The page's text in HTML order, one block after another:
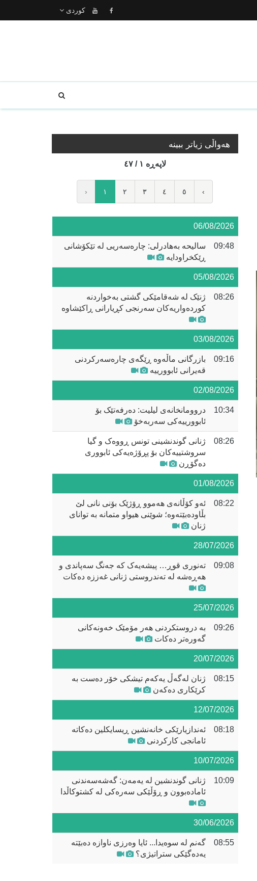
كوردى
هه‌واڵی زیاتر ببینە
لاپه‌ڕه‌ ١ / ٤٧
‹ ١ ٢ ٣ ٤ ٥ ›
06/08/2026
09:48
سالیحە بەهادرلی: چارەسەریی لە تێکۆشانی
ڕێکخراودایە
05/08/2026
08:26
ژنێک لە شەقامێکی گشتی بەخواردنە
کوردەواریەکان سەرنجی کڕیارانی ڕاکێشاوە
03/08/2026
09:16
بازرگانی ماڵەوە ڕێگەی چارەسەرکردنی
قەیرانی ئابوورییە
02/08/2026
10:34
دروومانخانەی لیلیت: دەرفەتێک بۆ
ئابوورییەکی سەربەخۆ
08:26
ژنانی گوندنشینی تونس ڕووەک و گیا
سروشتییەکان بۆ پڕۆژەیەکی ئابووری
دەگۆڕن
01/08/2026
08:22
ئەو کۆڵانەی هەموو ڕۆژێک بۆنی نانی لێ
بڵاودەبێتەوە؛ شوێنی هیواو متمانە بە توانای
ژنان
28/07/2026
09:08
تەنوری قوڕ… پیشەیەک کە جەنگ سەپاندی و
هەڕەشە لە تەندروستی ژنانی غەززە دەکات
25/07/2026
09:26
بە دروستکردنی هەر مۆمێک خەونەکانی
گەورەتر دەکات
20/07/2026
08:15
ژنان لەگەڵ یەکەم تیشکی خۆر دەست بە
کرێکاری دەکەن
12/07/2026
08:18
ئەندازیارێکی خانەنشین ڕیسایکلین دەکاتە
ئامانجی کارکردنی
10/07/2026
10:09
ژنانی گوندنشین لە یەمەن: گەشەسەندنی
ئامادەبوون و ڕۆڵێکی سەرەکی لە کشتوکاڵدا
30/06/2026
08:55
گەنم لە سوەیدا... ئایا وەرزی ناوازە دەبێتە
یەدەگێکی ستراتیژی؟